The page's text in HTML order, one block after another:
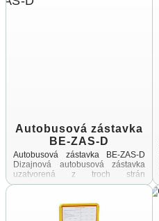
Autobusová zástavka
BE-ZAS-D
Autobusová zástavka BE-ZAS-D
Dizajnová autobusová zástavka
uzatvorená z troch strán
Konštrukcia je vyrobená zo
spojovací materiál a úchyty sú